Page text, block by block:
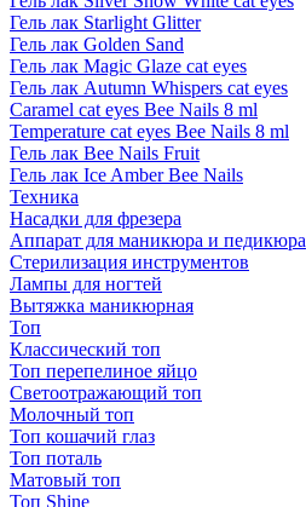
Гель лак Starlight Glitter
Гель лак Golden Sand
Гель лак Magic Glaze cat eyes
Гель лак Autumn Whispers cat eyes
Caramel cat eyes Bee Nails 8 ml
Temperature cat eyes Bee Nails 8 ml
Гель лак Bee Nails Fruit
Гель лак Ice Amber Bee Nails
Техника
Насадки для фрезера
Аппарат для маникюра и педикюра
Стерилизация инструментов
Лампы для ногтей
Вытяжка маникюрная
Топ
Классический топ
Топ перепелиное яйцо
Светоотражающий топ
Молочный топ
Топ кошачий глаз
Топ поталь
Матовый топ
Топ Shine